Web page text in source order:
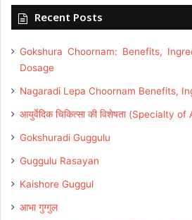
Recent Posts
Gokshura Choornam: Benefits,
Dosage
Nagaradi Lepa Choornam Benefits,
आयुर्वेदिक चिकित्सा की विशेषता (Specialty
Gokshuradi Guggulu
Guggulu Rasayan
Kaishore Guggul
आभा गुग्गुल